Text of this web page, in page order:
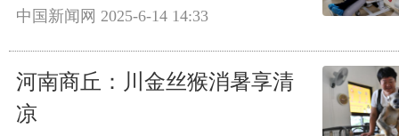
中国新闻网 2025-6-14 14:33
河南商丘：川金丝猴消暑享清
凉